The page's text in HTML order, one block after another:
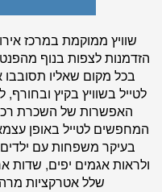
שוויץ ממוקמת במרכז
הזדמנות לצפות בנוף
בכל מקום שאליו
לטייל בשוויץ בקיץ
האפשרות של השכרת
המחפשים לטייל באופן
בעיקר משפחות עם ילדים
ולראות אגמים יפים, שדות
שלל אטרקציות